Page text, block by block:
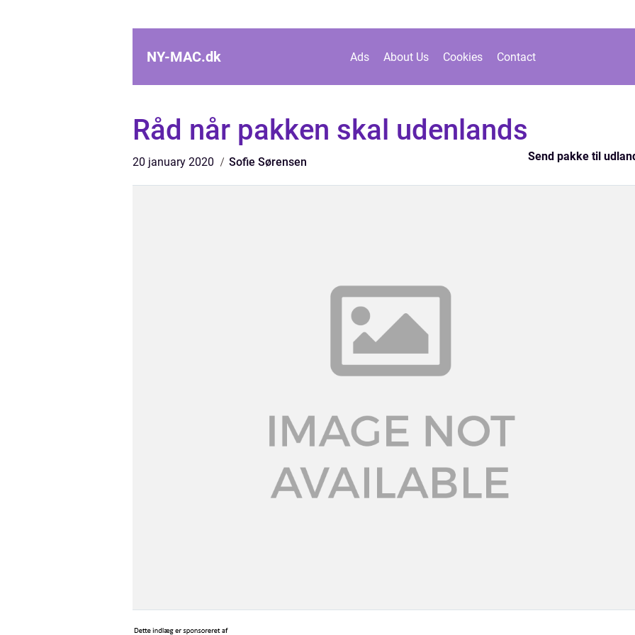
NY-MAC.dk Ads About Us Cookies Contact
Råd når pakken skal udenlands
20 january 2020 Sofie Sørensen Send pakke til